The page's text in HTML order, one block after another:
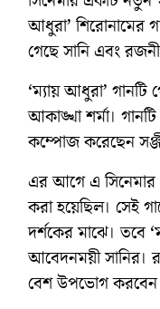
আধুরা’ শিরোনামের
গেছে সানি এবং
‘ম্যায় আধুরা’ গানটি
আকাঙ্খা শর্মা।
কম্পোজ করেছেন
এর আগে এ সিনেমার
করা হয়েছিল। সেই
দর্শকের মাঝে। তবে
আবেদনময়ী সানির।
বেশ উপভোগ করবেন